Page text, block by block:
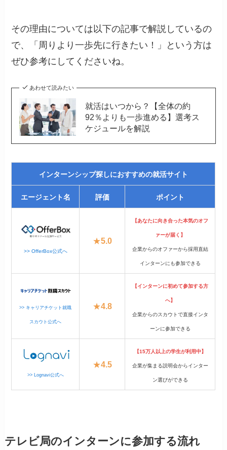
その理由については以下の記事で解説しているの
で、「周りより一歩先に行きたい！」という方は
ぜひ参考にしてくださいね。
あわせて読みたい
就活はいつから？【全体の約
92％よりも一歩進める】選考ス
ケジュールを解説
インターンシップ探しにおすすめの就活サイト
エージェント名 評価 ポイント
>> OfferBox公式へ
★5.0
【あなたに向き合った本気のオフ
ァーが届く】
企業からのオファーから採用直結
インターンにも参加できる
>> キャリアチケット就職
スカウト公式へ
★4.8
【インターンに初めて参加する方
へ】
企業からのスカウトで直接インタ
ーンに参加できる
>> Lognavi公式へ
★4.5
【15万人以上の学生が利用中】
企業が集まる説明会からインター
ン選びができる
テレビ局のインターンに参加する流れ